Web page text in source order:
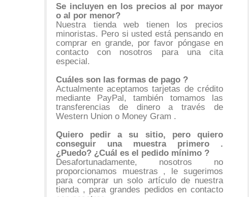
Se incluyen en los precios al por mayor
o al por menor?
Nuestra tienda web tienen los precios
minoristas. Pero si usted está pensando en
comprar en grande, por favor póngase en
contacto con nosotros para una cita
especial.
Cuáles son las formas de pago ?
Actualmente aceptamos tarjetas de crédito
mediante PayPal, también tomamos las
transferencias de dinero a través de
Western Union o Money Gram .
Quiero pedir a su sitio, pero quiero
conseguir una muestra primero .
¿Puedo? ¿Cuál es el pedido mínimo ?
Desafortunadamente, nosotros no
proporcionamos muestras , le sugerimos
para comprar un solo artículo de nuestra
tienda , para grandes pedidos en contacto